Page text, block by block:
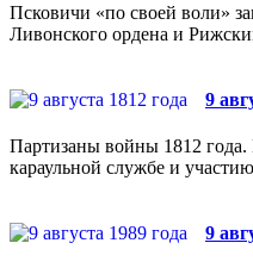
Псковичи «по своей воли»
Ливонского ордена и
9
Партизаны войны 1812
караульной службе и
9